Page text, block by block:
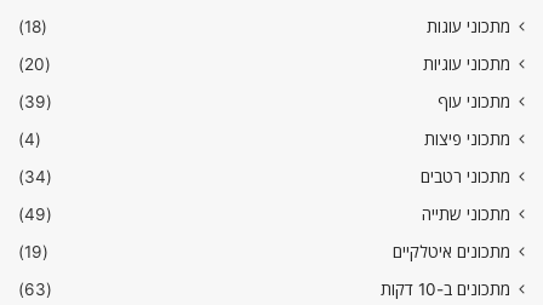
מתכוני עוגות
(18)
מתכוני עוגיות
(20)
מתכוני עוף
(39)
מתכוני פיצות
(4)
מתכוני רטבים
(34)
מתכוני שתייה
(49)
מתכונים איטלקיים
(19)
מתכונים ב-10 דקות
(63)